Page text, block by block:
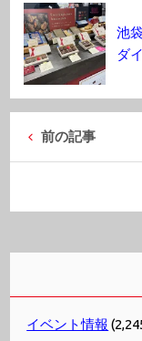
池
ダ
前の記事
イベント情報